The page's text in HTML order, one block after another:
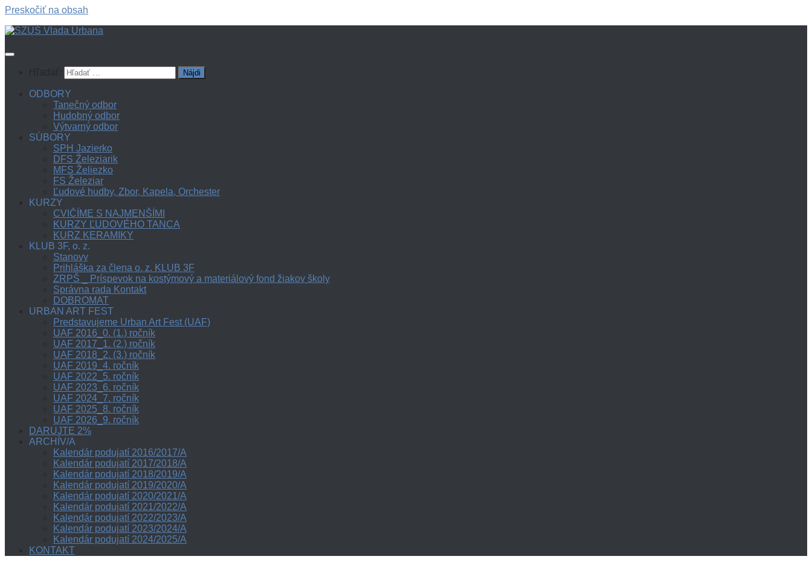
Preskočiť na obsah
ODBORY
Tanečný odbor
Hudobný odbor
Výtvarný odbor
SÚBORY
SPH Jazierko
DFS Železiarik
MFS Želiezko
FS Železiar
Ľudové hudby, Zbor, Kapela, Orchester
KURZY
CVIČÍME S NAJMENŠÍMI
KURZY ĽUDOVÉHO TANCA
KURZ KERAMIKY
KLUB 3F, o. z.
Stanovy
Prihláška za člena o. z. KLUB 3F
ZRPŠ _ Príspevok na kostýmový a materiálový fond žiakov školy
Správna rada Kontakt
DOBROMAT
URBAN ART FEST
Predstavujeme Urban Art Fest (UAF)
UAF 2016_0. (1.) ročník
UAF 2017_1. (2.) ročník
UAF 2018_2. (3.) ročník
UAF 2019_4. ročník
UAF 2022_5. ročník
UAF 2023_6. ročník
UAF 2024_7. ročník
UAF 2025_8. ročník
UAF 2026_9. ročník
DARUJTE 2%
ARCHÍV/A
Kalendár podujatí 2016/2017/A
Kalendár podujatí 2017/2018/A
Kalendár podujatí 2018/2019/A
Kalendár podujatí 2019/2020/A
Kalendár podujatí 2020/2021/A
Kalendár podujatí 2021/2022/A
Kalendár podujatí 2022/2023/A
Kalendár podujatí 2023/2024/A
Kalendár podujatí 2024/2025/A
KONTAKT